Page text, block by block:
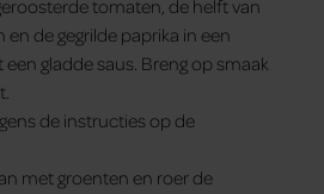
tomaten, de helft van
en de gegrilde paprika in een
gladde saus. Breng op smaak
de instructies op de
met groenten en roer de